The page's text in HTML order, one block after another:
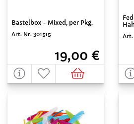
Bastelbox - Mixed, per Pkg.
Art. Nr. 301515
19,00 €
Art.